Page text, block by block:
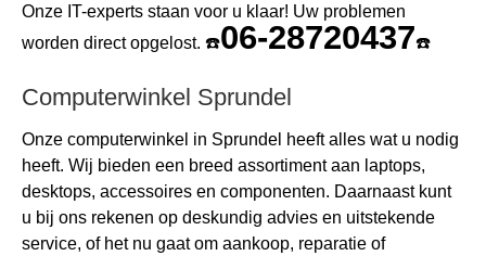
Onze IT-experts staan voor u klaar! Uw problemen
worden direct opgelost. ☎️06-28720437☎️
Computerwinkel Sprundel
Onze computerwinkel in Sprundel heeft alles wat u nodig
heeft. Wij bieden een breed assortiment aan laptops,
desktops, accessoires en componenten. Daarnaast kunt
u bij ons rekenen op deskundig advies en uitstekende
service, of het nu gaat om aankoop, reparatie of